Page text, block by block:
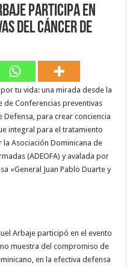
participa en
del Cáncer de
tu vida: una mirada desde la
de Conferencias preventivas
para crear conciencia
integral para el tratamiento
Asociación Dominicana de
(ADEOFA) y avalada por
«General Juan Pablo Duarte y
Arbaje participó en el evento
muestra del compromiso de
en la efectiva defensa